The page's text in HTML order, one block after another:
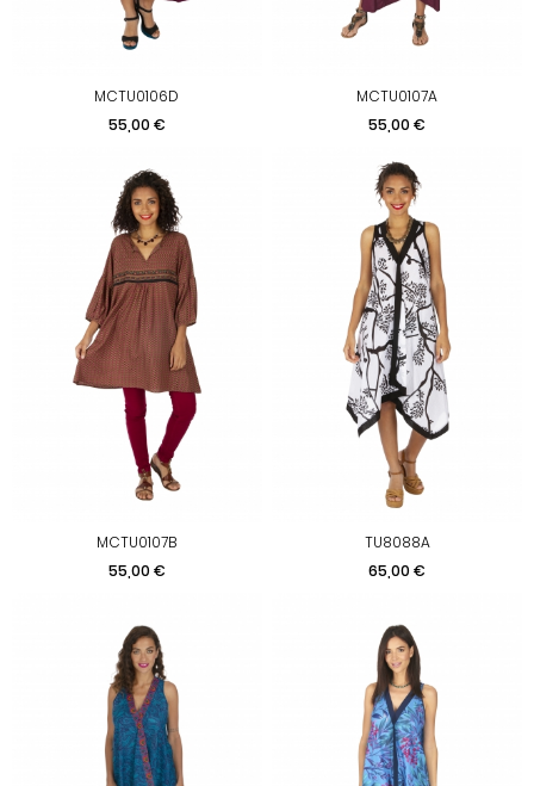
MCTU0106D
Prix
55,00 €
MCTU0107A
Prix
55,00 €
MCTU0107B
Prix
55,00 €
TU8088A
Prix
65,00 €